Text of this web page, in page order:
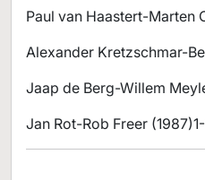
Paul van Haastert-
Alexander Kretzschmar-
Jaap de Berg-Willem
Jan Rot-Rob Freer